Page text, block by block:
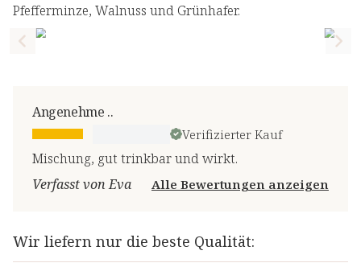
Pfefferminze, Walnuss und Grünhafer.
Previous slide
Angenehme ..
Verifizierter Kauf
Mischung, gut trinkbar und wirkt.
Verfasst von Eva
Alle Bewertungen anzeigen
Wir liefern nur die beste Qualität: